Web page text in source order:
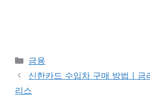
Categories
금융
신한카드 수입차 구매 방법ㅣ금
리스